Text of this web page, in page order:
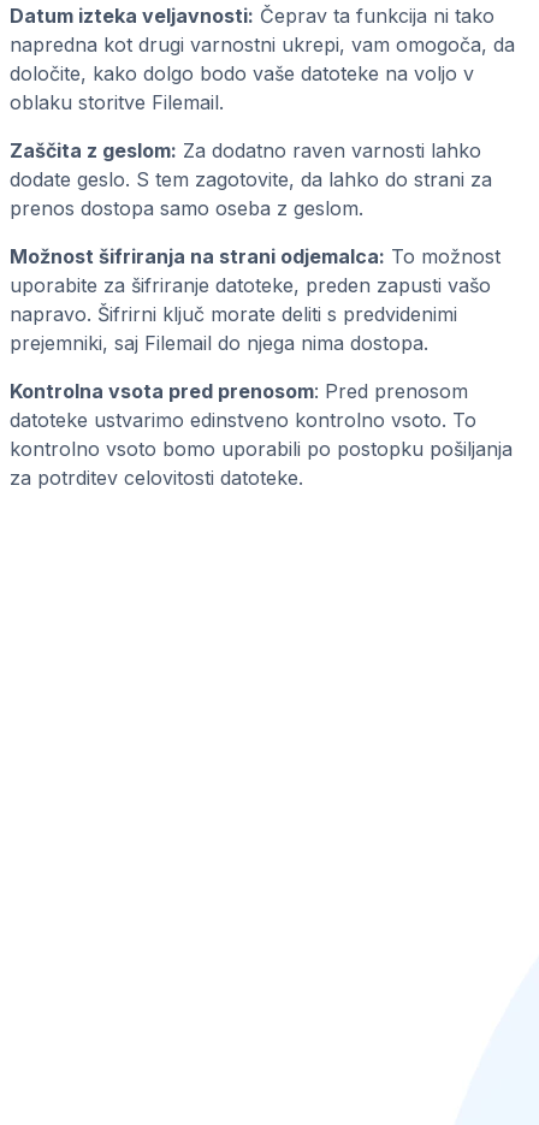
Datum izteka veljavnosti: Čeprav ta funkcija ni tako
napredna kot drugi varnostni ukrepi, vam omogoča, da
določite, kako dolgo bodo vaše datoteke na voljo v
oblaku storitve Filemail.
Zaščita z geslom: Za dodatno raven varnosti lahko
dodate geslo. S tem zagotovite, da lahko do strani za
prenos dostopa samo oseba z geslom.
Možnost šifriranja na strani odjemalca: To možnost
uporabite za šifriranje datoteke, preden zapusti vašo
napravo. Šifrirni ključ morate deliti s predvidenimi
prejemniki, saj Filemail do njega nima dostopa.
Kontrolna vsota pred prenosom: Pred prenosom
datoteke ustvarimo edinstveno kontrolno vsoto. To
kontrolno vsoto bomo uporabili po postopku pošiljanja
za potrditev celovitosti datoteke.